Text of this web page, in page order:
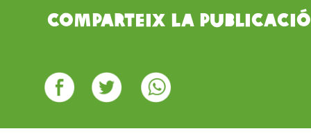
Comparteix la publicació